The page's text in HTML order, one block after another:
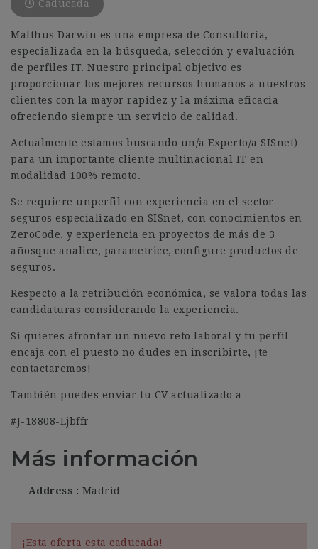
Caducada
Malthus Darwin es una empresa de Consultoría,
especializada en la búsqueda, selección y evaluación
de perfiles IT. Nuestro principal objetivo es
proporcionar los mejores recursos humanos a nuestros
clientes con la mayor rapidez y la máxima eficacia
ofreciendo siempre un servicio de calidad.
Actualmente estamos buscando un/a Experto/a SISnet)
para un importante cliente multinacional IT en
modalidad 100% remoto.
Se requiere unperfil con experiencia en el sector
seguros especializado en SISnet, con conocimientos en
ZeroCode, y experiencia en proyectos de más de 3
añosque analice, parametrice, configure productos de
seguros.
Respecto a la retribución económica, se valora todas las
candidaturas considerando la experiencia.
Si quieres afrontar un nuevo reto laboral y tu perfil
encaja con el puesto no dudes en inscribirte, ¡te
contactaremos!
También puedes enviar tu CV actualizado a
#J-18808-Ljbffr
Más información
Address Madrid
¡Esta oferta esta caducada!